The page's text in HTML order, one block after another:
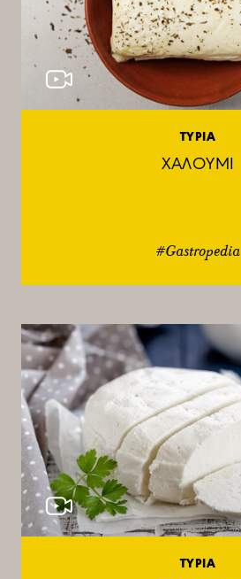
ΤΥΡΙΑ
ΧΑΛΟΥΜΙ
#Gastropedia
ΤΥΡΙΑ